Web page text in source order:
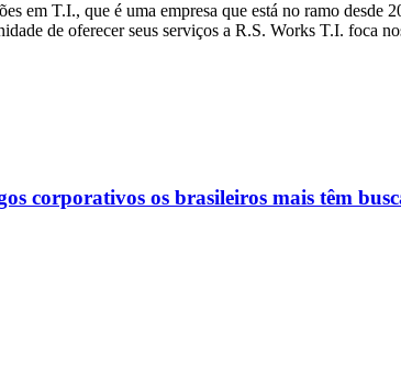
em T.I., que é uma empresa que está no ramo desde
de oferecer seus serviços a R.S. Works T.I. foca
corporativos os brasileiros mais têm